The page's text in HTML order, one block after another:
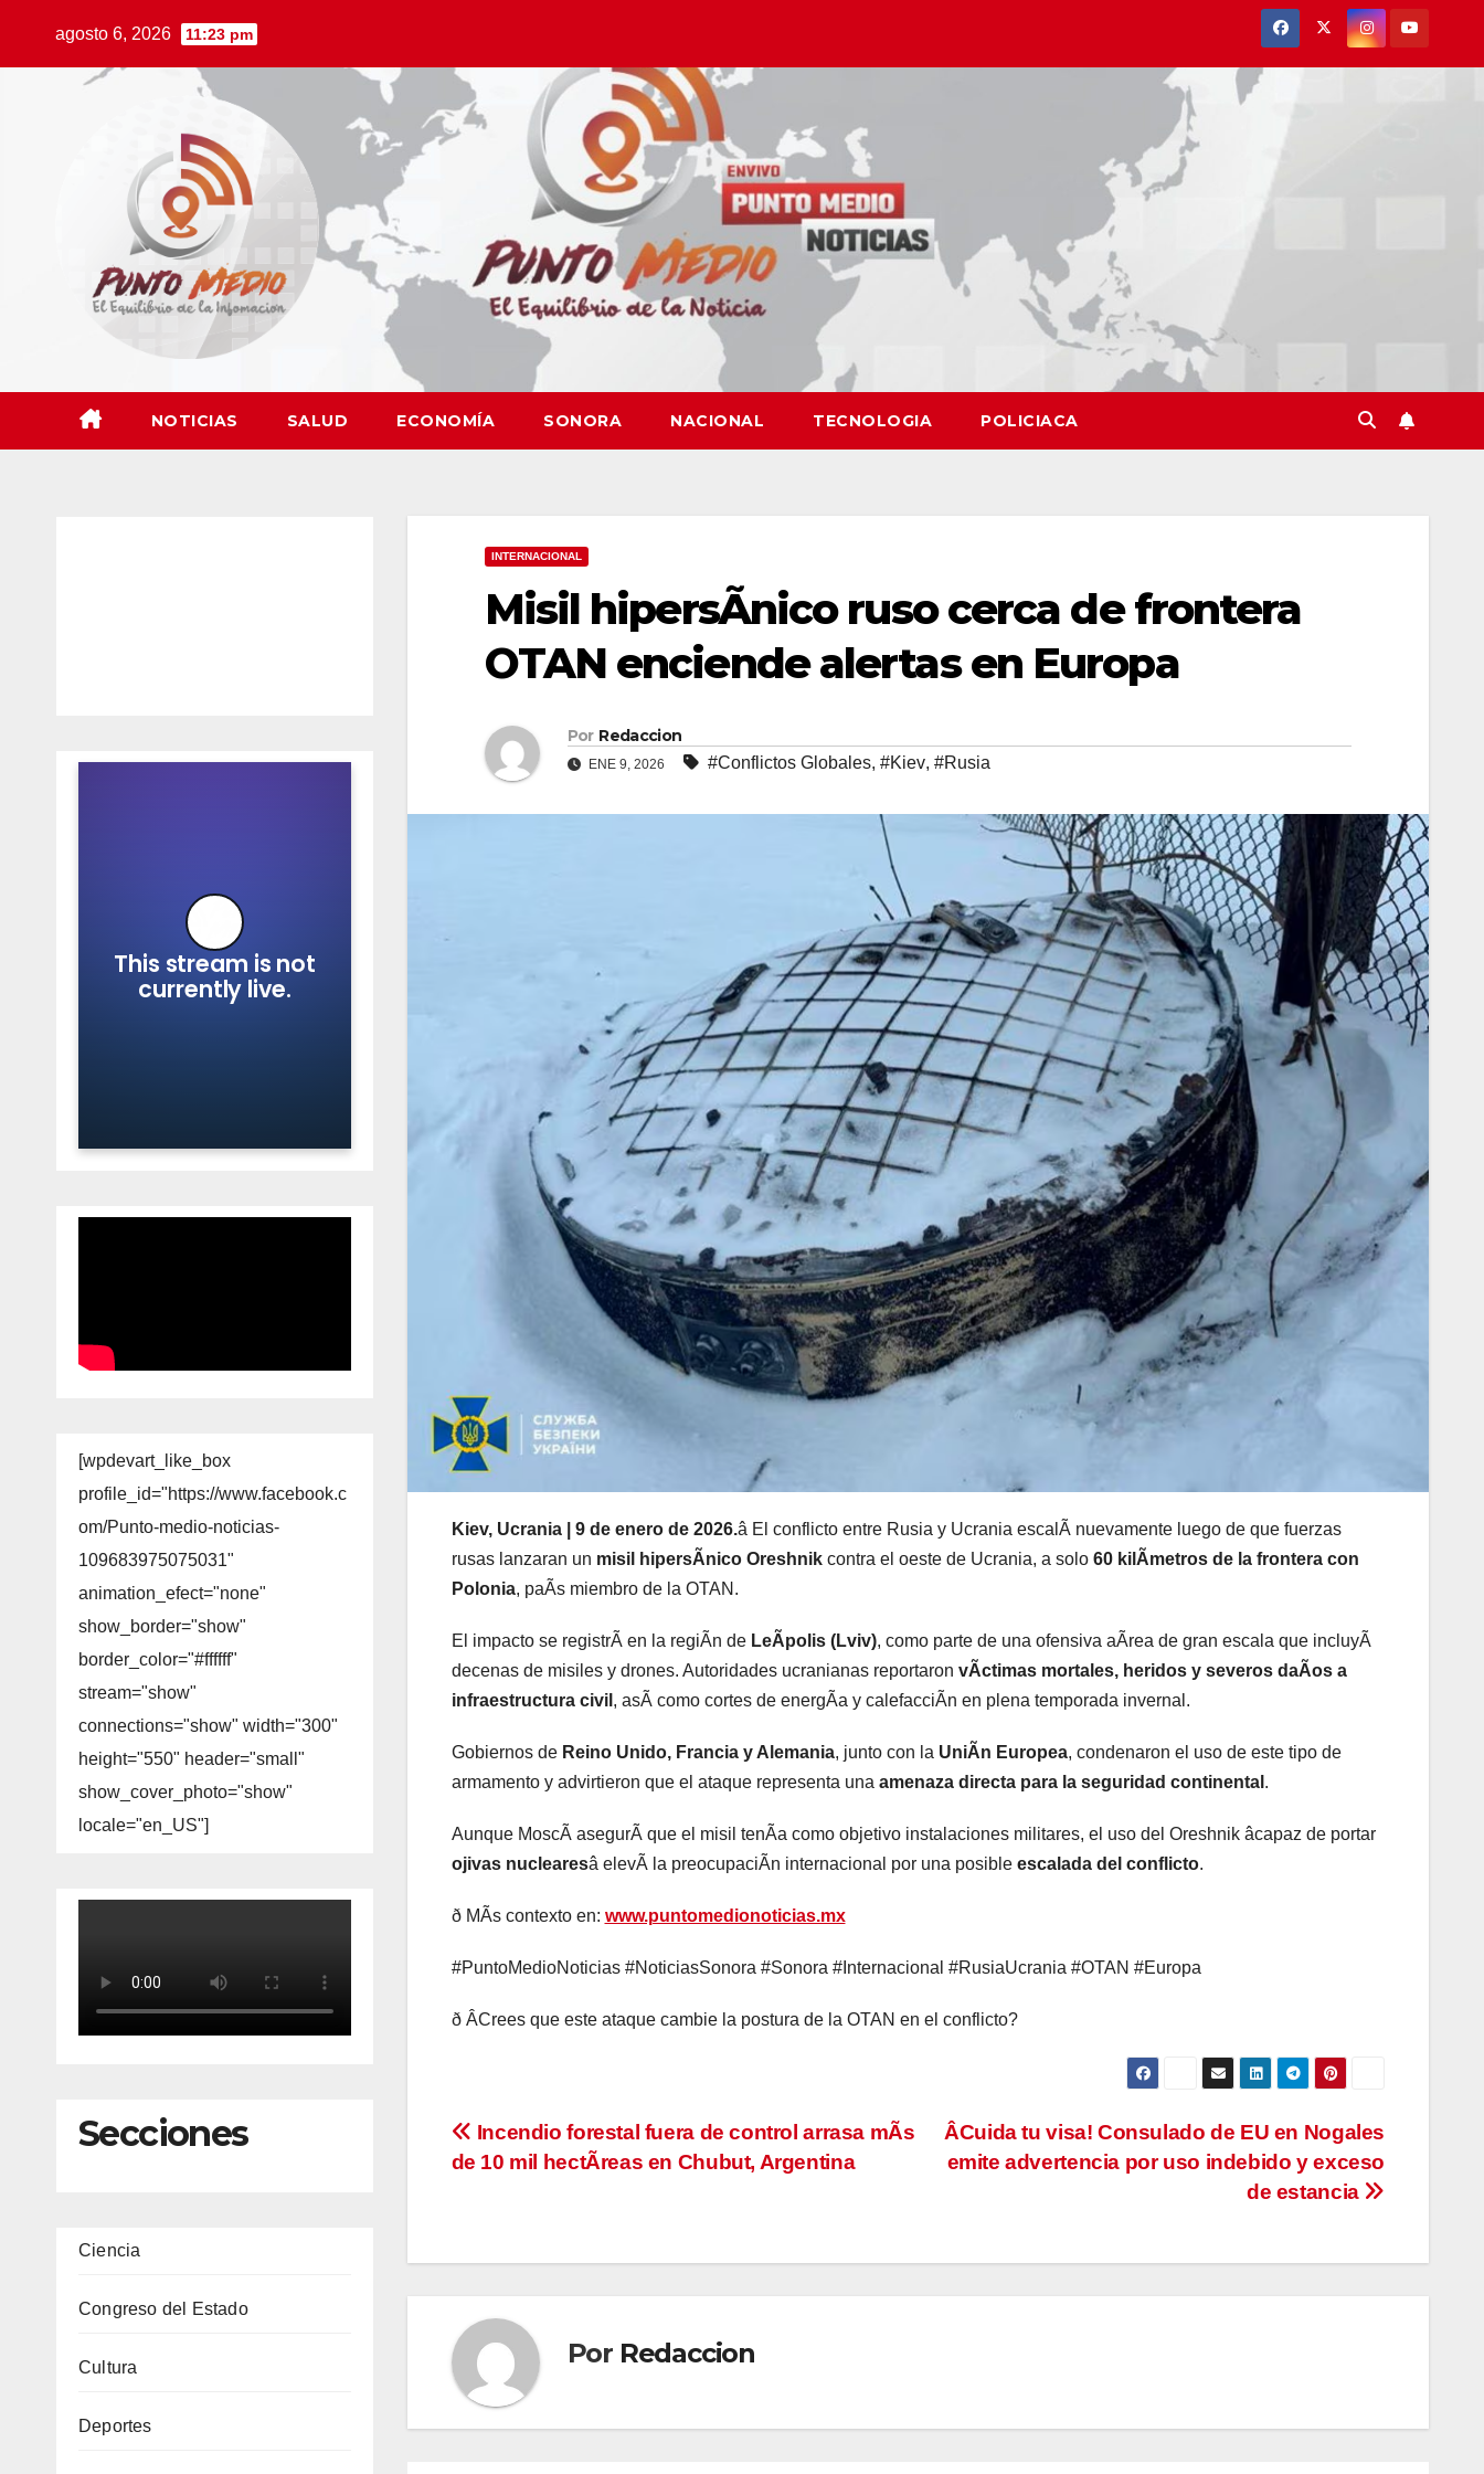
agosto 6, 2026 11:23 pm
NOTICIAS SALUD ECONOMÍA SONORA NACIONAL TECNOLOGIA POLICIACA
[wpdevart_like_box
profile_id="https://www.facebook.c
om/Punto-medio-noticias-
109683975075031"
animation_efect="none"
show_border="show"
border_color="#ffffff"
stream="show"
connections="show" width="300"
height="550" header="small"
show_cover_photo="show"
locale="en_US"]
Secciones
Ciencia
Congreso del Estado
Cultura
Deportes
INTERNACIONAL
Misil hipersÃnico ruso cerca de frontera
OTAN enciende alertas en Europa
Por Redaccion
ENE 9, 2026 #Conflictos Globales, #Kiev, #Rusia
Kiev, Ucrania | 9 de enero de 2026.â El conflicto entre Rusia y Ucrania escalÃ nuevamente luego de que fuerzas
rusas lanzaran un misil hipersÃnico Oreshnikcontra el oeste de Ucrania, a solo 60 kilÃmetros de la frontera con
Polonia, paÃs miembro de la OTAN.
El impacto se registrÃ en la regiÃn de LeÃpolis (Lviv), como parte de una ofensiva aÃrea de gran escala que incluyÃ
decenas de misiles y drones. Autoridades ucranianas reportaron vÃctimas mortales, heridos y severos daÃos a
infraestructura civil , asÃ como cortes de energÃa y calefacciÃn en plena temporada invernal.
Gobiernos de Reino Unido, Francia y Alemania, junto con la UniÃn Europea, condenaron el uso de este tipo de
armamento y advirtieron que el ataque representa una amenaza directa para la seguridad continental .
Aunque MoscÃ asegurÃ que el misil tenÃa como objetivo instalaciones militares, el uso del Oreshnik âcapaz de portar
ojivas nuclearesâ elevÃ la preocupaciÃn internacional por una posible escalada del conflicto.
ð MÃs contexto en: www.puntomedionoticias.mx
#PuntoMedioNoticias #NoticiasSonora #Sonora #Internacional #RusiaUcrania #OTAN #Europa
ð ÂCrees que este ataque cambie la postura de la OTAN en el conflicto?
Navegación
ÂCuida tu visa! Consulado de EU en Nogales
emite advertencia por uso indebido y exceso
de estancia
Incendio forestal fuera de control arrasa mÃs
de 10 mil hectÃreas en Chubut, Argentina
Por Redaccion